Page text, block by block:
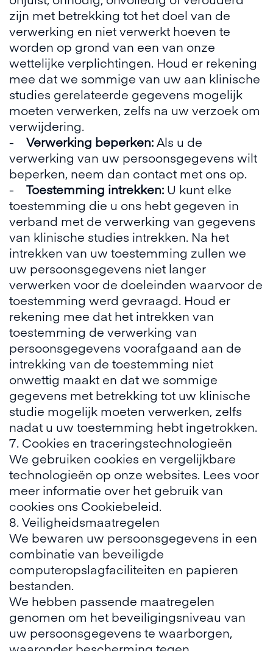
zijn met betrekking tot het doel van de
verwerking en niet verwerkt hoeven te
worden op grond van een van onze
wettelijke verplichtingen. Houd er rekening
mee dat we sommige van uw aan klinische
studies gerelateerde gegevens mogelijk
moeten verwerken, zelfs na uw verzoek om
verwijdering.
- Verwerking beperken:Als u de
verwerking van uw persoonsgegevens wilt
beperken, neem dan contact met ons op.
- Toestemming intrekken: U kunt elke
toestemming die u ons hebt gegeven in
verband met de verwerking van gegevens
van klinische studies intrekken. Na het
intrekken van uw toestemming zullen we
uw persoonsgegevens niet langer
verwerken voor de doeleinden waarvoor de
toestemming werd gevraagd. Houd er
rekening mee dat het intrekken van
toestemming de verwerking van
persoonsgegevens voorafgaand aan de
intrekking van de toestemming niet
onwettig maakt en dat we sommige
gegevens met betrekking tot uw klinische
studie mogelijk moeten verwerken, zelfs
nadat u uw toestemming hebt ingetrokken.
7. Cookies en traceringstechnologieën
We gebruiken cookies en vergelijkbare
technologieën op onze websites. Lees voor
meer informatie over het gebruik van
cookies ons Cookiebeleid.
8. Veiligheidsmaatregelen
We bewaren uw persoonsgegevens in een
combinatie van beveiligde
computeropslagfaciliteiten en papieren
bestanden.
We hebben passende maatregelen
genomen om het beveiligingsniveau van
uw persoonsgegevens te waarborgen,